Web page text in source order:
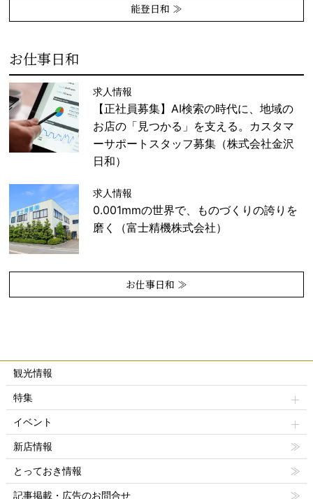
能登日和 ≫
お仕事日和
求人情報
【正社員募集】AI検索の時代に、地域の
お店の「見つかる」を支える。カスタマ
ーサポートスタッフ募集（株式会社金沢
日和）
求人情報
0.001mmの世界で、ものづくりの誇りを
磨く（富士精機株式会社）
お仕事日和 ≫
観光情報
特集
イベント
新店情報
とっておき情報
記事掲載・広告のお問合せ